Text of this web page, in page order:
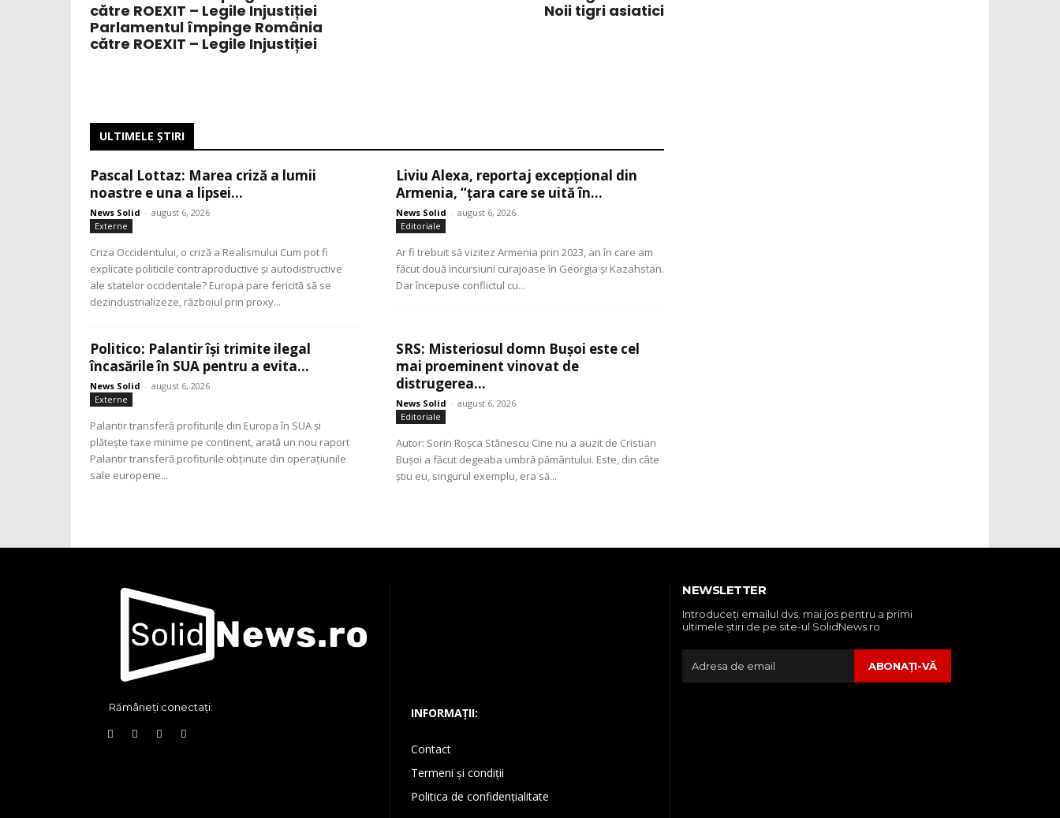
Parlamentul împinge România
către ROEXIT – Legile Injustiției
Noii tigri asiatici
ULTIMELE ŞTIRI
Pascal Lottaz: Marea criză a lumii
noastre e una a lipsei...
News Solid - august 6, 2026
Externe
Criza Occidentului, o criză a Realismului Cum pot fi
explicate politicile contraproductive și autodistructive
ale statelor occidentale? Europa pare fericită să se
dezindustrializeze, războiul prin proxy...
Liviu Alexa, reportaj excepțional din
Armenia, “țara care se uită în...
News Solid - august 6, 2026
Editoriale
Ar fi trebuit să vizitez Armenia prin 2023, an în care am
făcut două incursiuni curajoase în Georgia și Kazahstan.
Dar începuse conflictul cu...
Politico: Palantir își trimite ilegal
încasările în SUA pentru a evita...
News Solid - august 6, 2026
Externe
Palantir transferă profiturile din Europa în SUA și
plătește taxe minime pe continent, arată un nou raport
Palantir transferă profiturile obținute din operațiunile
sale europene...
SRS: Misteriosul domn Bușoi este cel
mai proeminent vinovat de
distrugerea...
News Solid - august 6, 2026
Editoriale
Autor: Sorin Roșca Stănescu Cine nu a auzit de Cristian
Bușoi a făcut degeaba umbră pământului. Este, din câte
știu eu, singurul exemplu, era să...
Rămâneți conectați: INFORMAȚII:
Contact
Termeni și condiții
Politica de confidențialitate
NEWSLETTER
Introduceţi emailul dvs. mai jos pentru a primi
ultimele ştiri de pe site-ul SolidNews.ro
ABONAŢI-VĂ